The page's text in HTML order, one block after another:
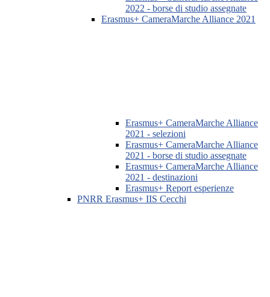
2022 - borse di studio assegnate
Erasmus+ CameraMarche Alliance 2021
Erasmus+ CameraMarche Alliance
2021 - selezioni
Erasmus+ CameraMarche Alliance
2021 - borse di studio assegnate
Erasmus+ CameraMarche Alliance
2021 - destinazioni
Erasmus+ Report esperienze
PNRR Erasmus+ IIS Cecchi